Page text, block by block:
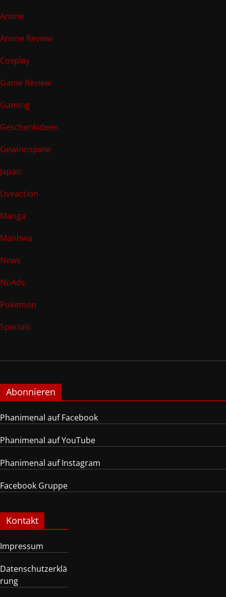
Anime
Anime Review
Cosplay
Game Review
Gaming
Geschenkideen
Gewinnspiele
Japan
Liveaction
Manga
Manhwa
News
NoAds
Pokemon
Specials
Abonnieren
Phanimenal auf Facebook
Phanimenal auf YouTube
Phanimenal auf Instagram
Facebook Gruppe
Kontakt
Impressum
Datenschutzerklä
rung